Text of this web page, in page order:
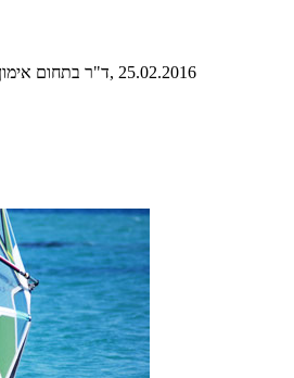
, ד"ר בתחום, 25.02.2016